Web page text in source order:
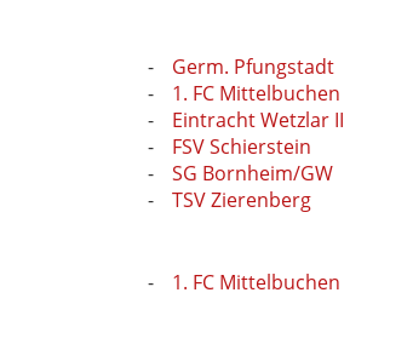
Germ. Pfungstadt
1. FC Mittelbuchen
Eintracht Wetzlar II
FSV Schierstein
SG Bornheim/GW
TSV Zierenberg
1. FC Mittelbuchen